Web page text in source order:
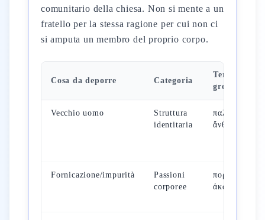
comunitario della chiesa. Non si mente a un
fratello per la stessa ragione per cui non ci
si amputa un membro del proprio corpo.
Cosa da deporre Categoria
Termine
greco
Vecchio uomo
Struttura
identitaria
παλαιὸς
ἄνθρωπος
Fornicazione/impurità
Passioni
corporee
πορνεία,
ἀκαθαρσία